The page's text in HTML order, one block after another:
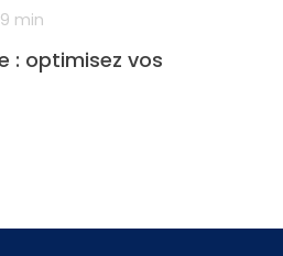
9 min
: optimisez vos